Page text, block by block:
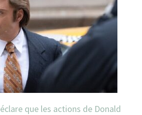
que les actions de Donald